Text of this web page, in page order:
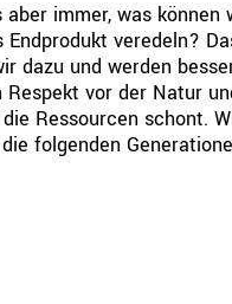
aber immer, was
Endprodukt veredeln?
dazu und werden
Respekt vor der Natur
Ressourcen schont.
folgenden